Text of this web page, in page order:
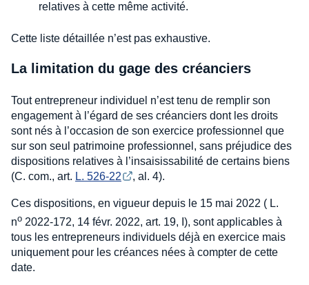
relatives à cette même activité.
Cette liste détaillée n’est pas exhaustive.
La limitation du gage des créanciers
Tout entrepreneur individuel n’est tenu de remplir son
engagement à l’égard de ses créanciers dont les droits
sont nés à l’occasion de son exercice professionnel que
sur son seul patrimoine professionnel, sans préjudice des
dispositions relatives à l’insaisissabilité de certains biens
(C. com., art. L. 526-22 , al. 4).
Ces dispositions, en vigueur depuis le 15 mai 2022 ( L.
no 2022-172, 14 févr. 2022, art. 19, I), sont applicables à
tous les entrepreneurs individuels déjà en exercice mais
uniquement pour les créances nées à compter de cette
date.